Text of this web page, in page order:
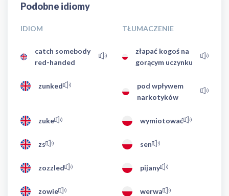
Podobne idiomy
IDIOM TŁUMACZENIE
catch somebody
red-handed
złapać kogoś na
gorącym uczynku
zunked
pod wpływem
narkotyków
zuke wymiotować
zs sen
zozzled pijany
zowie werwa